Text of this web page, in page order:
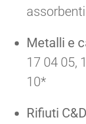
Metalli e
17 04 05,
10*
Rifiuti